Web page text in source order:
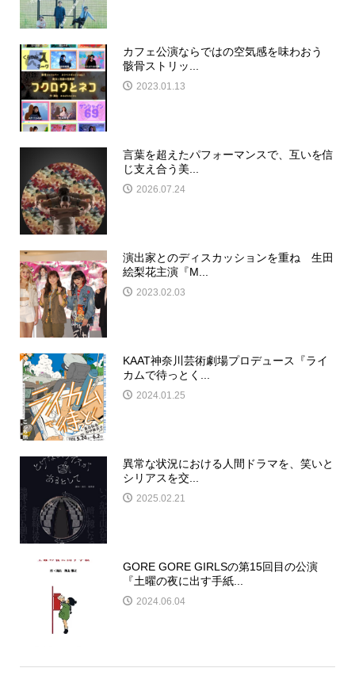
カフェ公演ならではの空気感を味わおう
骸骨ストリッ...
2023.01.13
言葉を超えたパフォーマンスで、互いを信
じ支え合う美...
2026.07.24
演出家とのディスカッションを重ね 生田
絵梨花主演『M...
2023.02.03
KAAT神奈川芸術劇場プロデュース『ライ
カムで待っとく...
2024.01.25
異常な状況における人間ドラマを、笑いと
シリアスを交...
2025.02.21
GORE GORE GIRLSの第15回目の公演
『土曜の夜に出す手紙...
2024.06.04